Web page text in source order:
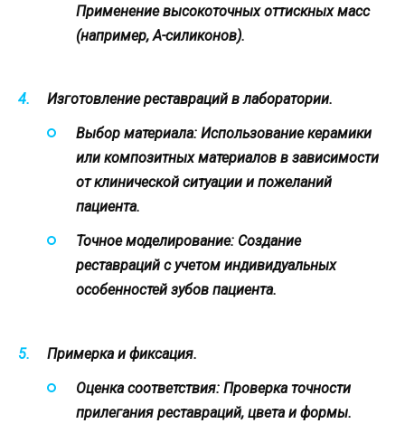
Применение высокоточных оттискных масс
(например, A-силиконов).
Изготовление реставраций в лаборатории.
Выбор материала: Использование керамики
или композитных материалов в зависимости
от клинической ситуации и пожеланий
пациента.
Точное моделирование: Создание
реставраций с учетом индивидуальных
особенностей зубов пациента.
Примерка и фиксация.
Оценка соответствия: Проверка точности
прилегания реставраций, цвета и формы.